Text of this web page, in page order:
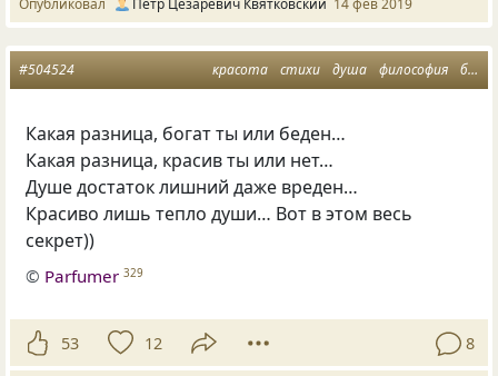
красота стихи душа философия богатство
#504524
Какая разница, богат ты или беден…
Какая разница, красив ты или нет…
Душе достаток лишний даже вреден…
Красиво лишь тепло души… Вот в этом весь
секрет))
© Parfumer 329
53 12 8